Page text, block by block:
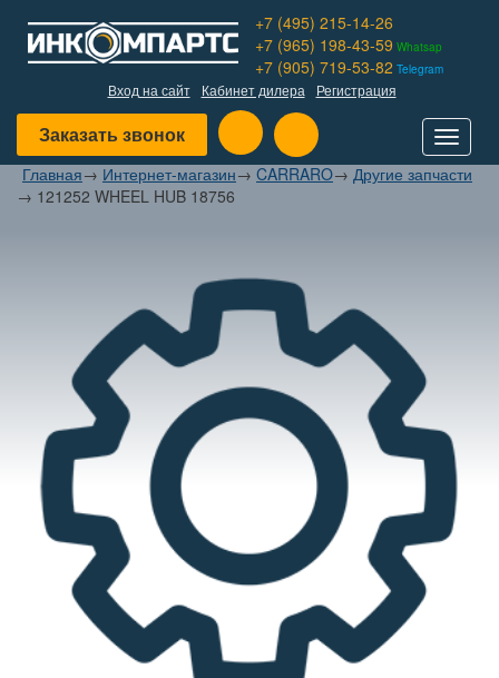
+7 (495) 215-14-26
+7 (965) 198-43-59 Whatsap
+7 (905) 719-53-82 Telegram
Вход на сайт Кабинет дилера Регистрация
Заказать звонок
Toggle
Главная→ Интернет-магазин→ CARRARO→ Другие запчасти
→ 121252 WHEEL HUB 18756